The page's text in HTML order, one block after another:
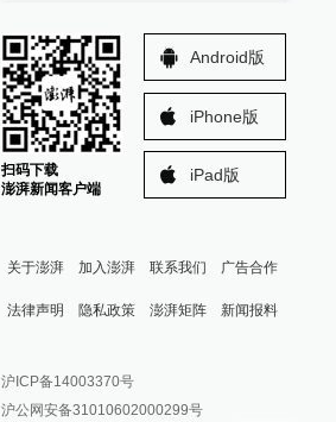
扫码下载
澎湃新闻客户端
Android版
iPhone版
iPad版
关于澎湃 加入澎湃 联系我们 广告合作
法律声明 隐私政策 澎湃矩阵
澎湃新闻公众号
新闻报料
报料邮箱: news@thepaper.cn
沪ICP备14003370号
沪公网安备31010602000299号